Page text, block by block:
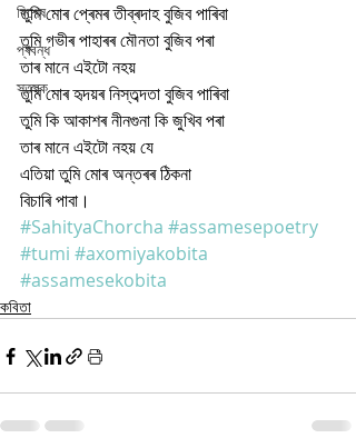
বিশেষ
প্ৰবন্ধ
স্তৱক
তুমি মোৰ প্ৰেমৰ তীব্ৰদাহ বুজিব পাৰিবা
তুমি গভীৰ পাহাৰৰ মৌনতা বুজিব পৰা
তাৰ মানে এইটো নহয়
তুমি মোৰ হৃদয়ৰ নিস্তব্দতা বুজিব পাৰিবা
তুমি কি আকাশৰ নীনগুনা কি জুখিব পৰা
তাৰ মানে এইটো নহয় যে
এতিয়া তুমি মোৰ অন্তৰৰ ঠিকনা
বিচাৰি পাবা।
#SahityaChorcha #assamesepoetry
#tumi #axomiyakobita
#assamesekobita
কবিতা